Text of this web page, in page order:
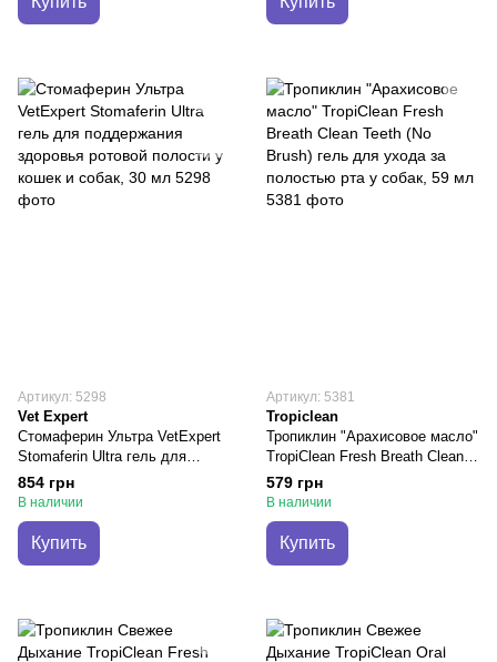
Артикул: 5298
Vet Expert
Стомаферин Ультра VetExpert
Stomaferin Ultra гель для
поддержания здоровья
ротовой полости у кошек и
854 грн
В наличии
Купить
Артикул: 5381
Tropiclean
Тропиклин "Арахисовое масло"
TropiClean Fresh Breath Clean
Teeth (No Brush) гель для
ухода за полостью рта у
579 грн
В наличии
Купить